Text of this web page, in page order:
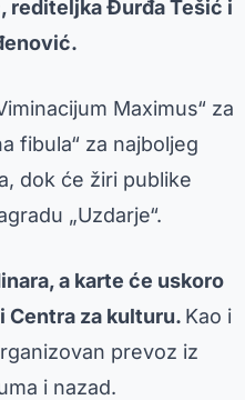
rediteljka Đurđa Tešić i
Maximus“ za
fibula“ za najboljeg
dok će žiri publike
„Uzdarje“.
a karte će uskoro
Centra za kulturu. Kao i
prevoz iz
i nazad.